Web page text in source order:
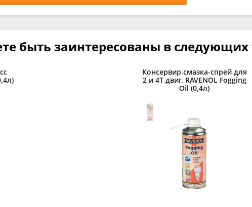
быть заинтересованы в следующих
Консервир.смазка-спрей для
2 и 4Т двиг. RAVENOL Fogging
Oil (0,4л)